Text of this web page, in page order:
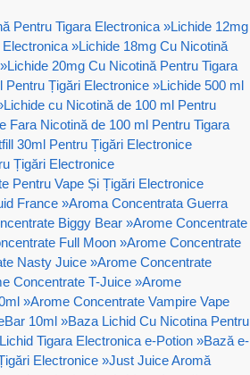
Pentru Tigara Electronica »Lichide 12mg
»Lichide 18mg Cu Nicotină
»Lichide 20mg Cu Nicotină Pentru Tigara
Pentru Țigări Electronice »Lichide 500 ml
Lichide cu Nicotină de 100 ml Pentru
Fara Nicotină de 100 ml Pentru Tigara
30ml Pentru Țigări Electronice
Țigări Electronice
Pentru Vape Și Țigări Electronice
France »Aroma Concentrata Guerra
Biggy Bear »Arome Concentrate
Full Moon »Arome Concentrate
Nasty Juice »Arome Concentrate
Concentrate T-Juice »Arome
»Arome Concentrate Vampire Vape
10ml »Baza Lichid Cu Nicotina Pentru
Tigara Electronica e-Potion »Bază e-
Electronice »Just Juice Aromă